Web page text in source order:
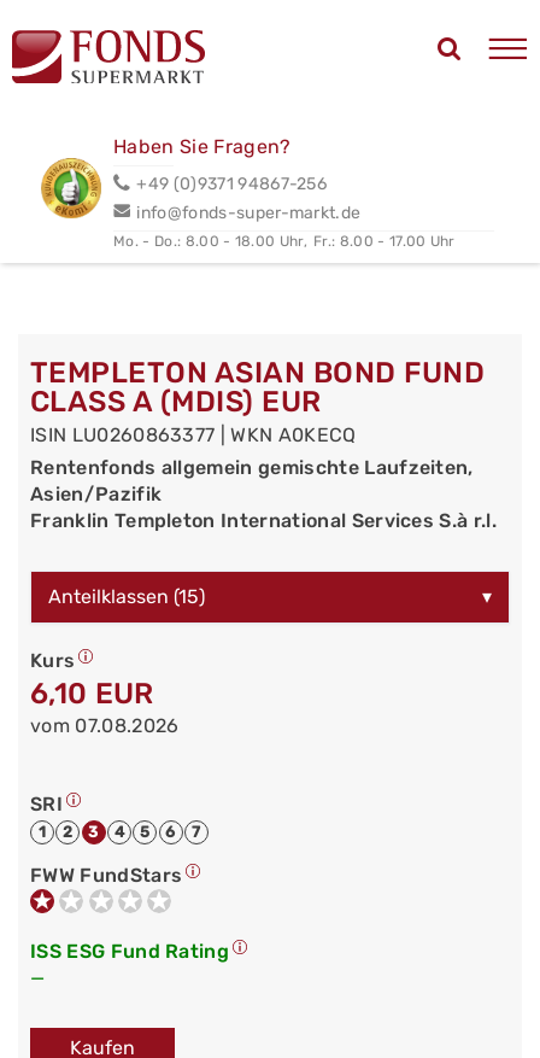
Haben Sie Fragen?
+49 (0)9371 94867-256
info@fonds-super-markt.de
Mo. - Do.: 8.00 - 18.00 Uhr, Fr.: 8.00 - 17.00 Uhr
TEMPLETON ASIAN BOND FUND
CLASS A (MDIS) EUR
ISIN LU0260863377 | WKN A0KECQ
Rentenfonds allgemein gemischte Laufzeiten,
Asien/Pazifik
Franklin Templeton International Services S.à r.l.
Anteilklassen (15) ▾
Kurs
6,10 EUR
vom 07.08.2026
SRI
1 2 3 4 5 6 7
FWW FundStars
ISS ESG Fund Rating
—
Kaufen